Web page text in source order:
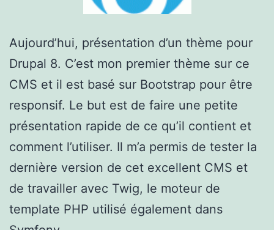
Aujourd’hui, présentation d’un thème pour
Drupal 8. C’est mon premier thème sur ce
CMS et il est basé sur Bootstrap pour être
responsif. Le but est de faire une petite
présentation rapide de ce qu’il contient et
comment l’utiliser. Il m’a permis de tester la
dernière version de cet excellent CMS et
de travailler avec Twig, le moteur de
template PHP utilisé également dans